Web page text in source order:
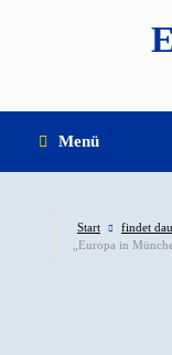
Menü
Start findet
„Europa in